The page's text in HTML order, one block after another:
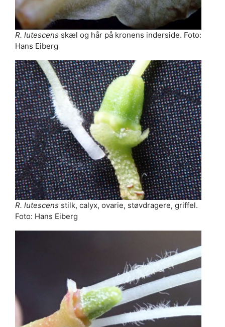
R. lutescens skæl og hår på kronens inderside. Foto:
Hans Eiberg
R. lutescens stilk, calyx, ovarie, støvdragere, griffel.
Foto: Hans Eiberg